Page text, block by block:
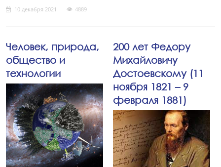
10 декабря 2021 4889
Человек, природа,
общество и
технологии
200 лет Федору
Михайловичу
Достоевскому (11
ноября 1821 – 9
февраля 1881)